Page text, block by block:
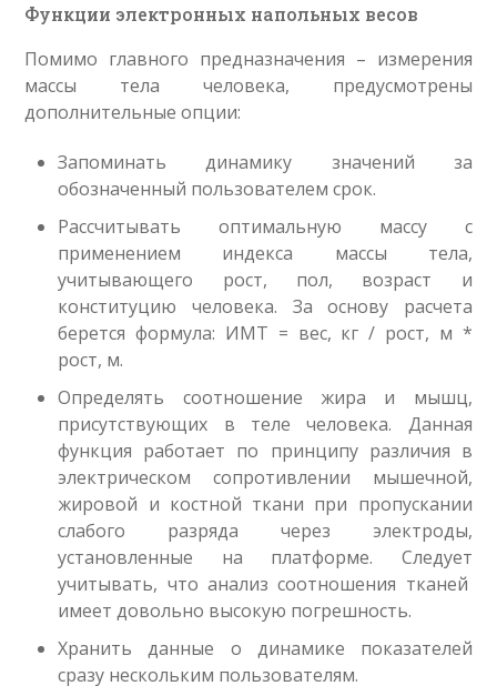
Функции электронных напольных весов
Помимо главного предназначения – измерения
массы тела человека, предусмотрены
дополнительные опции:
Запоминать динамику значений за
обозначенный пользователем срок.
Рассчитывать оптимальную массу с
применением индекса массы тела,
учитывающего рост, пол, возраст и
конституцию человека. За основу расчета
берется формула: ИМТ = вес, кг / рост, м *
рост, м.
Определять соотношение жира и мышц,
присутствующих в теле человека. Данная
функция работает по принципу различия в
электрическом сопротивлении мышечной,
жировой и костной ткани при пропускании
слабого разряда через электроды,
установленные на платформе. Следует
учитывать, что анализ соотношения тканей
имеет довольно высокую погрешность.
Хранить данные о динамике показателей
сразу нескольким пользователям.